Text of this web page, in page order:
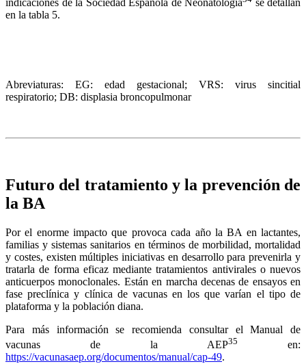
indicaciones de la Sociedad Española de Neonatología
se detallan
en la tabla 5.
Abreviaturas: EG: edad gestacional; VRS: virus sincitial
respiratorio; DB: displasia broncopulmonar
Futuro del tratamiento y la prevención de
la BA
Por el enorme impacto que provoca cada año la BA en lactantes,
familias y sistemas sanitarios en términos de morbilidad, mortalidad
y costes, existen múltiples iniciativas en desarrollo para prevenirla y
tratarla de forma eficaz mediante tratamientos antivirales o nuevos
anticuerpos monoclonales. Están en marcha decenas de ensayos en
fase preclínica y clínica de vacunas en los que varían el tipo de
plataforma y la población diana.
Para más información se recomienda consultar el Manual de
vacunas de la AEP35
en:
https://vacunasaep.org/documentos/manual/cap-49.